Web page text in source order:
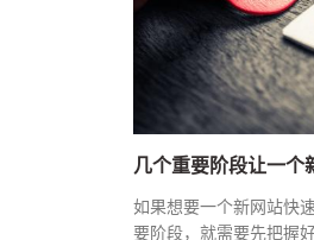
如果想要一个新网站快
要阶段，就需要先把握